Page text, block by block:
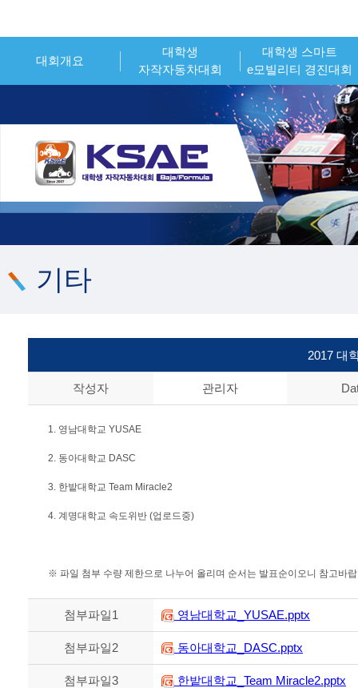
대회개요
대회소개
시상내역
조직위원회
대회 운영 오피셜
대학생
자작자동차대회
대회일정
참가신청
시상내역
대학생 스마트
e모빌리티 경진대회
대회개요
대회일정
참가신청
시상내역
참가팀 엔트리
기타
2017 대
작성자 관리자
1. 영남대학교 YUSAE
2. 동아대학교 DASC
3. 한밭대학교 Team Miracle2
4. 계명대학교 속도위반 (업로드중)
※ 파일 첨부 수량 제한으로 나누어 올리며 순서는 발표순이오니 참고바
첨부파일1 영남대학교_YUSAE.pptx
첨부파일2 동아대학교_DASC.pptx
첨부파일3 한밭대학교_Team Miracle2.pptx